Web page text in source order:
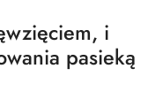
i
pasieką